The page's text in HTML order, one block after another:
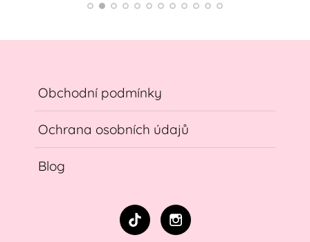
Obchodní podmínky
Ochrana osobních údajů
Blog